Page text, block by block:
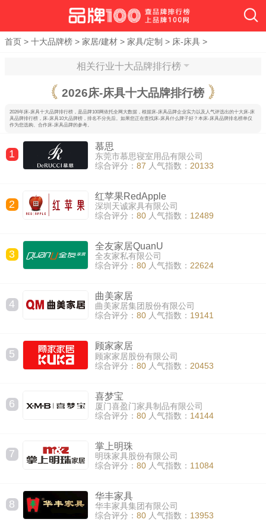
首页 > 十大品牌榜 > 家居/建材 > 家具/定制 > 床-床具 >
相关行业十大品牌排行榜
2026床-床具十大品牌排行榜
2026年床-床具十大品牌排行榜，是品牌100网依托全网大数据，根据床-床具品牌企业实力以及人气评选出的十大床-床
具品牌排行榜，床-床具10大品牌榜，排名不分先后。如果您正在查找床-床具什么牌子好？本床-床具品牌排名榜单仅
作为您选购、合作床-床具品牌的参考。
1
慕思
东莞市慕思寝室用品有限公司
综合评分： 87 人气指数： 20133
2
红苹果RedApple
深圳天诚家具有限公司
综合评分： 80 人气指数： 12489
3
全友家居QuanU
全友家私有限公司
综合评分： 80 人气指数： 22624
4
曲美家居
曲美家居集团股份有限公司
综合评分： 80 人气指数： 19141
5
顾家家居
顾家家居股份有限公司
综合评分： 80 人气指数： 20453
6
喜梦宝
厦门喜盈门家具制品有限公司
综合评分： 80 人气指数： 14144
7
掌上明珠
明珠家具股份有限公司
综合评分： 80 人气指数： 11084
8
华丰家具
华丰家具集团有限公司
综合评分： 80 人气指数： 13953